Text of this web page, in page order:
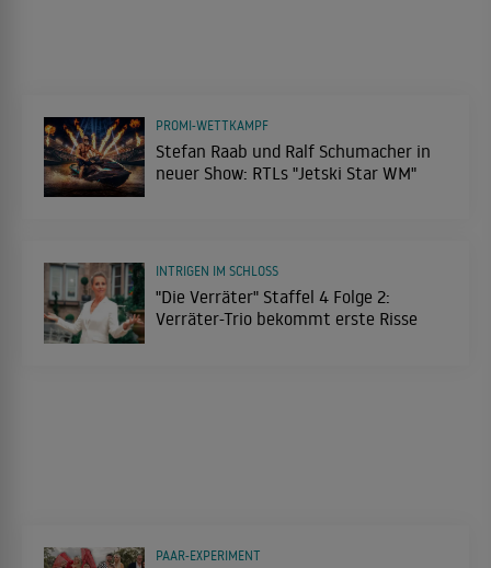
Stefan Raab und Ralf Schumacher in
neuer Show: RTLs "Jetski Star WM"
PROMI-WETTKAMPF
"Die Verräter" Staffel 4 Folge 2:
Verräter-Trio bekommt erste Risse
INTRIGEN IM SCHLOSS
PAAR-EXPERIMENT